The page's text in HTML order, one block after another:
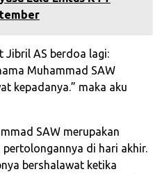
Jibril AS berdoa lagi:
Muhammad SAW
kepadanya.” maka aku
SAW merupakan
di hari akhir.
bershalawat ketika